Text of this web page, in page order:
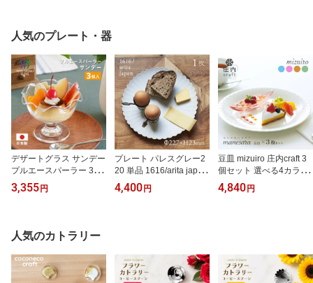
W）大人気 お茶用品 オ
シャレ ハーブティー コ
ーヒー お茶会 おしゃれ
可愛い 北欧 きれい 新生
活 ギフト 贈り物 食器 紅
茶 透明
出産祝い 入園祝い 誕生
日
人気のプレート・器
デザートグラス サンデー
プルエースパーラー 3個
東洋佐々木ガラス（3530
2）日本製 食洗機対応 パ
リン おしゃれ かわいい
レトロ 上品 シンプル ガ
ラス 脚付き 足付き 業務
用 カフェ 喫茶店 レスト
ラン 飲食店 透明 食器 備
3,355円
プレート パレスグレー2
20 単品 1616/arita japan
TYStandard（192TYPL-
220GY）皿 器 おしゃれ
4,400円
豆皿 mizuiro 庄内craft 3
個セット 選べる4カラー
アデリア/石塚硝子（F-70
411・F-70412・F-7041
4,840円
人気のカトラリー